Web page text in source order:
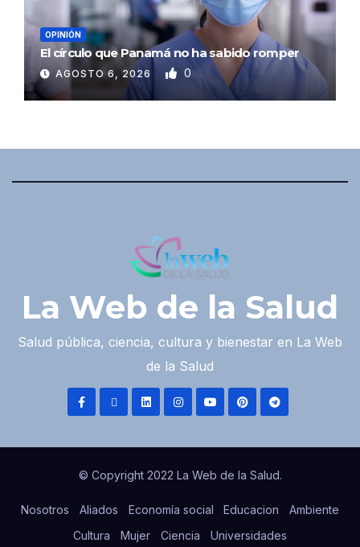
OPINIÓN
El círculo que Panamá no ha sabido romper
AGOSTO 6, 2026 0
La Web de la Salud
Salud pública, ciencia, cultura y bienestar en La Web
de la Salud
© Copyright 2022 La Web de la Salud.
Nosotros Aliados Economía social Educacion
Ambiente
Cultura
Mujer Ciencia Universidades